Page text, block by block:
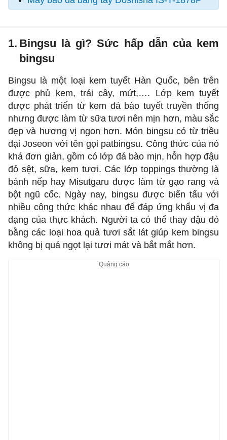
Bingsu là gì? Sức hấp dẫn của kem
bingsu
1.
Bingsu là một loại kem tuyết Hàn Quốc, bên trên
được phủ kem, trái cây, mứt,…. Lớp kem tuyết
được phát triển từ kem đá bào tuyết truyền thống
nhưng được làm từ sữa tươi nên mịn hơn, màu sắc
đẹp và hương vị ngon hơn. Món bingsu có từ triều
đại Joseon với tên gọi patbingsu. Công thức của nó
khá đơn giản, gồm có lớp đá bào mịn, hỗn hợp đậu
đỏ sệt, sữa, kem tươi. Các lớp toppings thường là
bánh nếp hay Misutgaru được làm từ gạo rang và
bột ngũ cốc. Ngày nay, bingsu được biến tấu với
nhiều công thức khác nhau để đáp ứng khẩu vị đa
dạng của thực khách. Người ta có thể thay đậu đỏ
bằng các loại hoa quả tươi sắt lát giúp kem bingsu
không bị quá ngọt lại tươi mát và bắt mắt hơn.